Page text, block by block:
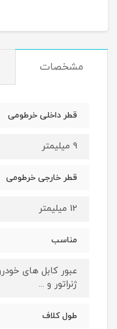
مشخصات
قطر داخلی خرطومی
9 میلیمتر
قطر خارجی خرطومی
12 میلیمتر
مناسب
عبور کابل های
ژنراتور و ...
طول کلاف